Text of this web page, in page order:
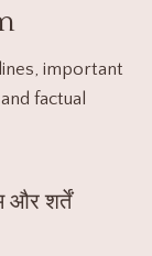
important
factual
और शर्तें